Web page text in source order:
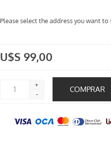
Please select the address you want to
U$S 99,00
+
-